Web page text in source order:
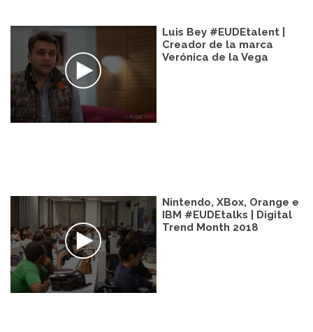
Luis Bey #EUDEtalent |
Creador de la marca
Verónica de la Vega
Nintendo, XBox, Orange e
IBM #EUDEtalks | Digital
Trend Month 2018